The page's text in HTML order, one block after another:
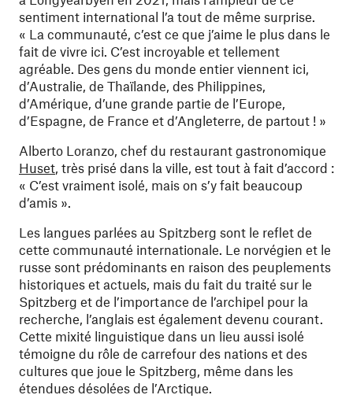
sentiment international l’a tout de même surprise.
« La communauté, c’est ce que j’aime le plus dans le
fait de vivre ici. C’est incroyable et tellement
agréable. Des gens du monde entier viennent ici,
d’Australie, de Thaïlande, des Philippines,
d’Amérique, d’une grande partie de l’Europe,
d’Espagne, de France et d’Angleterre, de partout ! »
Alberto Loranzo, chef du restaurant gastronomique
Huset, très prisé dans la ville, est tout à fait d’accord :
« C’est vraiment isolé, mais on s’y fait beaucoup
d’amis ».
Les langues parlées au Spitzberg sont le reflet de
cette communauté internationale. Le norvégien et le
russe sont prédominants en raison des peuplements
historiques et actuels, mais du fait du traité sur le
Spitzberg et de l’importance de l’archipel pour la
recherche, l’anglais est également devenu courant.
Cette mixité linguistique dans un lieu aussi isolé
témoigne du rôle de carrefour des nations et des
cultures que joue le Spitzberg, même dans les
étendues désolées de l’Arctique.